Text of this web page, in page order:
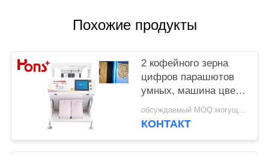
Похожие продукты
2 кофейного зерна
цифров парашютов
умных, машина цвета
арахиса сортируя
обсуждаемый MOQ:могущий быть предметом переговоров
КОНТАКТ